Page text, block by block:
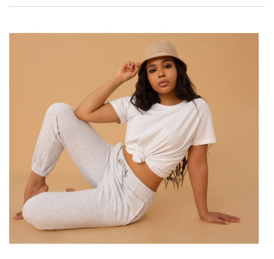
Modieuze jurken voor het seizoen
van de lente 2022 – een overzicht
Het komende seizoen in de mode behoort steevast tot
experimenten, geïnitieerd in de herfst. Het is dus niet
verwonderlijk dat de meest modieuze kleding is geschaald,
oorspronkelijk gesneden en wat meer baadt in sterke,
sappige kleuren en prints. Maar we stoppen niet bij …